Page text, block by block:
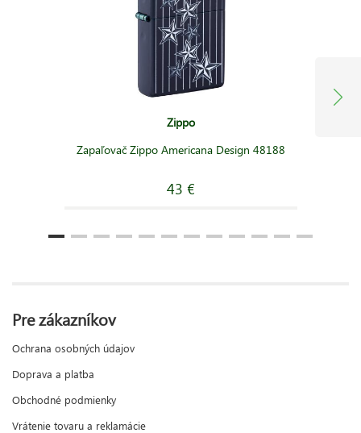
Zippo
Zapaľovač Zippo Americana Design 48188
43 €
Pre zákazníkov
Ochrana osobných údajov
Doprava a platba
Obchodné podmienky
Vrátenie tovaru a reklamácie